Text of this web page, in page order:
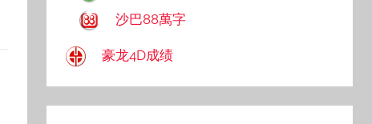
沙巴88萬字
豪龙4D成绩